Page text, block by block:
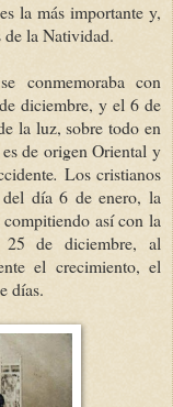
la más importante y,
de la Natividad.
conmemoraba con
diciembre, y el 6 de
la luz, sobre todo en
de origen Oriental y
. Los cristianos
día 6 de enero, la
así con la
de diciembre, al
el crecimiento, el
días.